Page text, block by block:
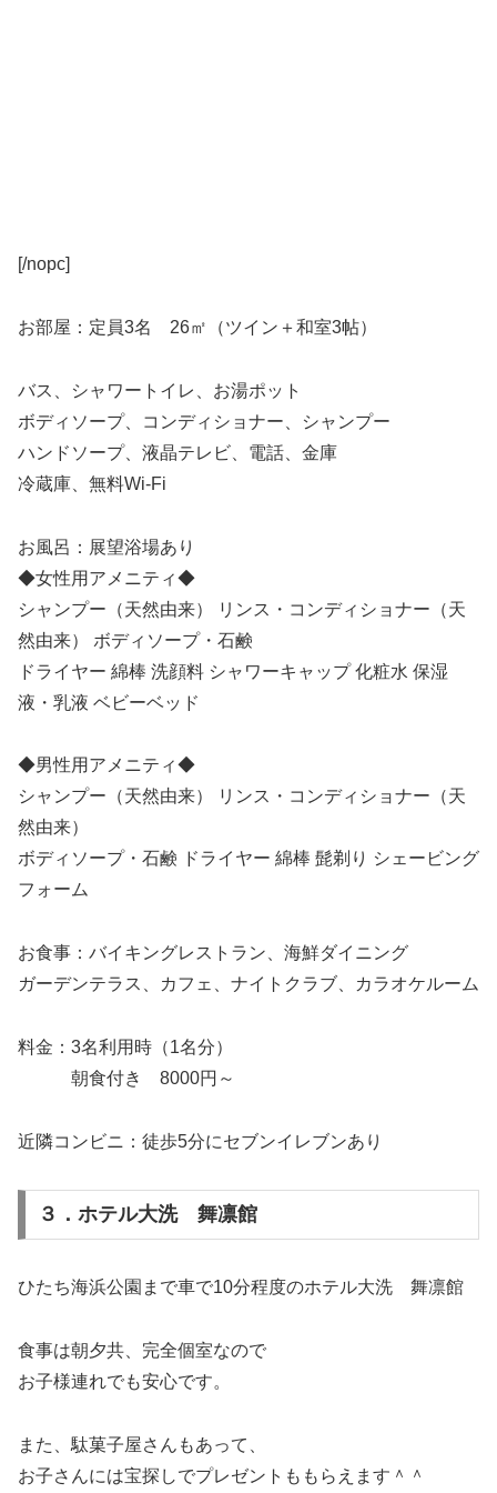
[/nopc]
お部屋：定員3名 26㎡（ツイン＋和室3帖）
バス、シャワートイレ、お湯ポット
ボディソープ、コンディショナー、シャンプー
ハンドソープ、液晶テレビ、電話、金庫
冷蔵庫、無料Wi-Fi
お風呂：展望浴場あり
◆女性用アメニティ◆
シャンプー（天然由来） リンス・コンディショナー（天
然由来） ボディソープ・石鹸
ドライヤー 綿棒 洗顔料 シャワーキャップ 化粧水 保湿
液・乳液 ベビーベッド
◆男性用アメニティ◆
シャンプー（天然由来） リンス・コンディショナー（天
然由来）
ボディソープ・石鹸 ドライヤー 綿棒 髭剃り シェービング
フォーム
お食事：バイキングレストラン、海鮮ダイニング
ガーデンテラス、カフェ、ナイトクラブ、カラオケルーム
料金：3名利用時（1名分）
朝食付き 8000円～
近隣コンビニ：徒歩5分にセブンイレブンあり
３．ホテル大洗 舞凛館
ひたち海浜公園まで車で10分程度のホテル大洗 舞凛館
食事は朝夕共、完全個室なので
お子様連れでも安心です。
また、駄菓子屋さんもあって、
お子さんには宝探しでプレゼントももらえます＾＾